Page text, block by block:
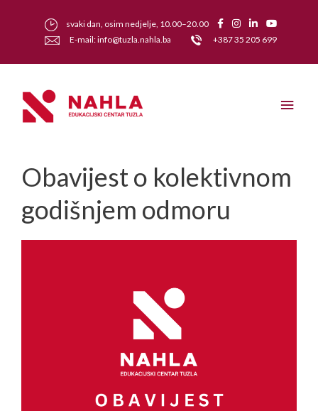
svaki dan, osim nedjelje, 10.00–20.00
E-mail: info@tuzla.nahla.ba
+387 35 205 699
Obavijest o kolektivnom
godišnjem odmoru